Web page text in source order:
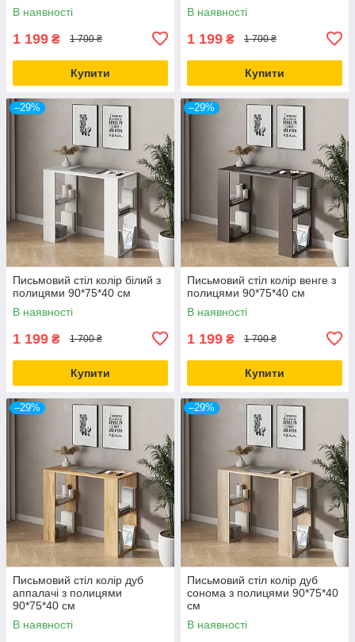
В наявності
1 199 ₴ 1 700 ₴
Купити
В наявності
1 199 ₴ 1 700 ₴
Купити
–29%
Письмовий стіл колір білий з
полицями 90*75*40 см
В наявності
1 199 ₴ 1 700 ₴
Купити
–29%
Письмовий стіл колір венге з
полицями 90*75*40 см
В наявності
1 199 ₴ 1 700 ₴
Купити
–29%
Письмовий стіл колір дуб
аппалачі з полицями
90*75*40 см
В наявності
–29%
Письмовий стіл колір дуб
сонома з полицями 90*75*40
см
В наявності